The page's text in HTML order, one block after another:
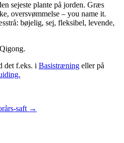
sejeste plante på jorden. Græs
oversvømmelse – you name it.
bøjelig, sej, fleksibel, levende,
det f.eks. i Basistræning eller på
saft →